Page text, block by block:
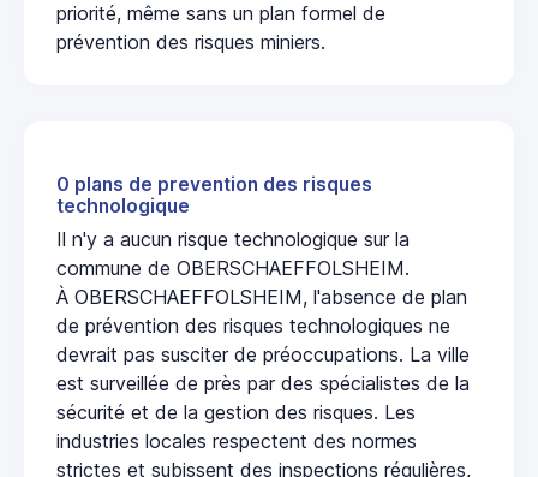
priorité, même sans un plan formel de
prévention des risques miniers.
0 plans de prevention des risques
technologique
Il n'y a aucun risque technologique sur la
commune de OBERSCHAEFFOLSHEIM.
À OBERSCHAEFFOLSHEIM, l'absence de plan
de prévention des risques technologiques ne
devrait pas susciter de préoccupations. La ville
est surveillée de près par des spécialistes de la
sécurité et de la gestion des risques. Les
industries locales respectent des normes
strictes et subissent des inspections régulières,